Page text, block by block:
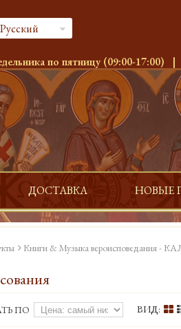
Русский
по пятницу (09:00-17:00) |
ДОСТАВКА НОВЫЕ
Книги & Музыка вероисповедания -
ПО ВИД: